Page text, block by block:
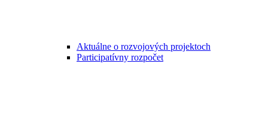
Aktuálne o rozvojových projektoch
Participatívny rozpočet